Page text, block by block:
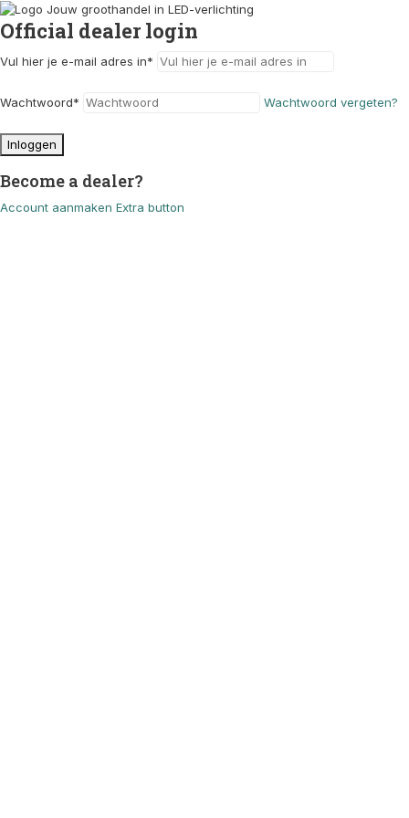
Official dealer login
Vul hier je e-mail adres in*
Wachtwoord* Wachtwoord vergeten?
Inloggen
Become a dealer?
Account aanmaken Extra button